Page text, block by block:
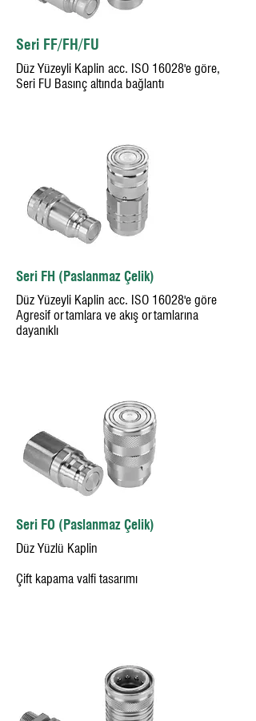
Seri FF/FH/FU
Düz Yüzeyli Kaplin acc. ISO 16028'e göre,
Seri FU Basınç altında bağlantı
Seri FH (Paslanmaz Çelik)
Düz Yüzeyli Kaplin acc. ISO 16028'e göre
Agresif ortamlara ve akış ortamlarına
dayanıklı
Seri FO (Paslanmaz Çelik)
Düz Yüzlü Kaplin
Çift kapama valfi tasarımı